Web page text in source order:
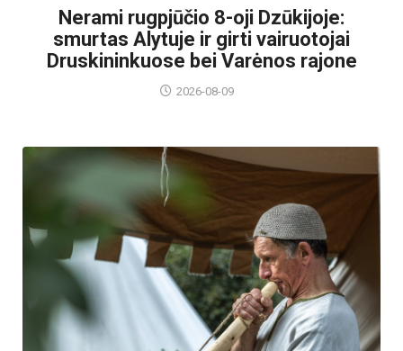
Nerami rugpjūčio 8-oji Dzūkijoje:
smurtas Alytuje ir girti vairuotojai
Druskininkuose bei Varėnos rajone
2026-08-09